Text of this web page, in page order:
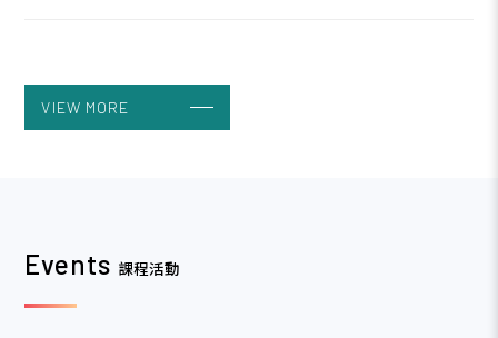
115年度會員旅遊-7/31-8/2【3天2夜南臺灣墾丁之旅】
VIEW MORE
Events 課程活動